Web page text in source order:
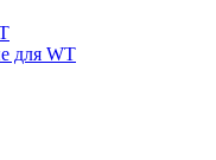
для WT